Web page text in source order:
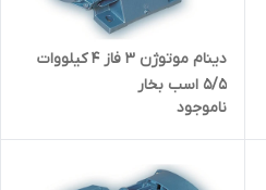
دینام موتوژن ۳ فاز 4 کیلووات
5/5 اسب بخار
ناموجود